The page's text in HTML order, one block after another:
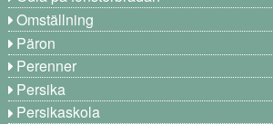
Omställning
Päron
Perenner
Persika
Persikaskola